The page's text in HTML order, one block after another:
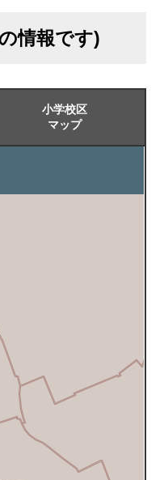
情報です)
小学校区
マップ